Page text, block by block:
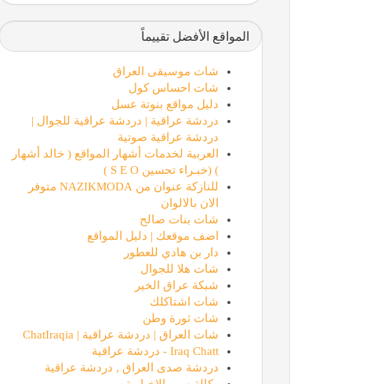
المواقع الأفضل تقييماً
شات موسيقى العراق
شات احساس كول
دليل مواقع بنوتة عسل
دردشة عراقية | دردشة عراقية للجوال |
دردشة عراقية صوتية
العربية لخدمات أشهار المواقع ( خالد أشهار
) (خبـراء تحسين S E O )
للنازكة عنوان من NAZIKMODA متوفر
الان بالالوان
شات بنات صالح
اضف موقعك | دليل المواقع
دار بن هادي للعطور
شات هلا للجوال
شبكة عراق الخير
شات اشتاكلك
شات ثورة وطن
شات العراق | دردشة عراقية | ChatIraqia
Iraq Chatt - دردشة عراقية
دردشة صدى العراق , دردشة عراقية